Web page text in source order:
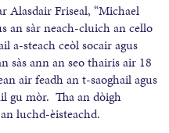
Alasdair Friseal, “Michael
an sàr neach-cluich an cello
a-steach ceòl socair agus
sàs ann an seo thairis air 18
air feadh an t-saoghail agus
gu mòr. Tha an dòigh
luchd-èisteachd.